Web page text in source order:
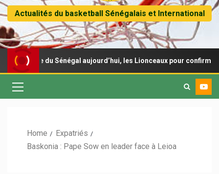
Actualités du basketball Sénégalais et International
du Sénégal aujourd’hui, les Lionceaux pour confirmer
Home
Expatriés
Baskonia : Pape Sow en leader face à Leioa